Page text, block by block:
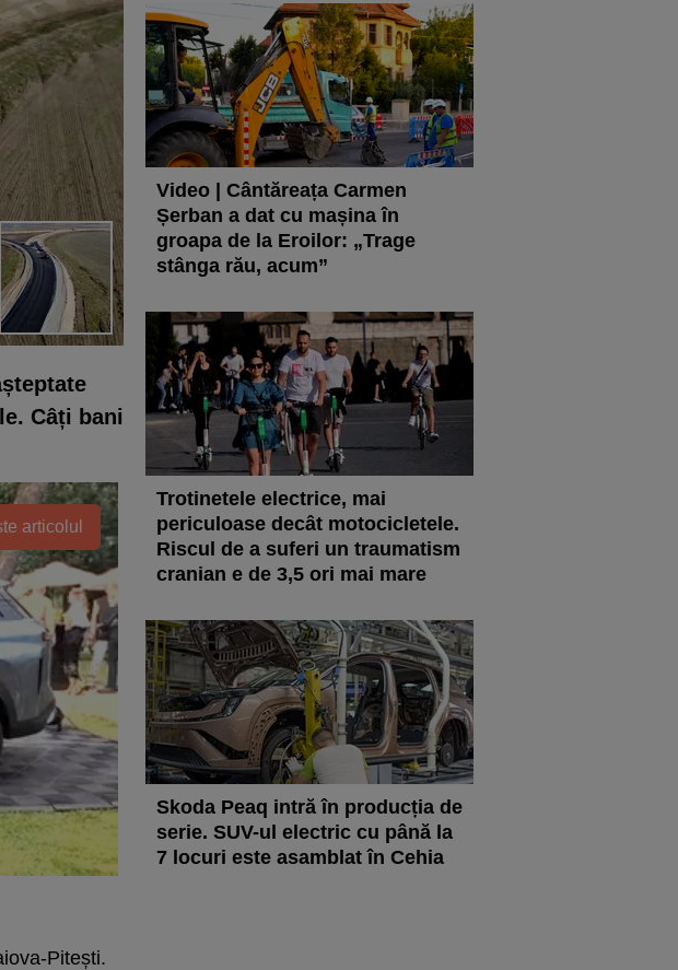
Câți bani
articolul
Pitești.
Video | Cântăreața Carmen
Șerban a dat cu mașina în
groapa de la Eroilor: „Trage
stânga rău, acum”
Trotinetele electrice, mai
periculoase decât motocicletele.
Riscul de a suferi un traumatism
cranian e de 3,5 ori mai mare
Skoda Peaq intră în producția de
serie. SUV-ul electric cu până la
7 locuri este asamblat în Cehia